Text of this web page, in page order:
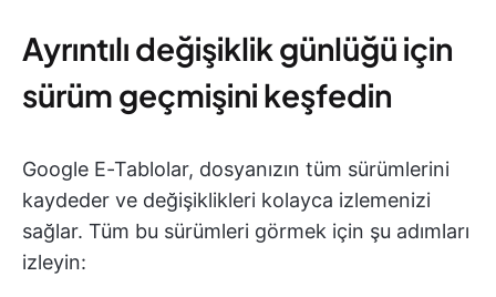
Ayrıntılı değişiklik günlüğü için
sürüm geçmişini keşfedin
Google E-Tablolar, dosyanızın tüm sürümlerini
kaydeder ve değişiklikleri kolayca izlemenizi
sağlar. Tüm bu sürümleri görmek için şu adımları
izleyin: